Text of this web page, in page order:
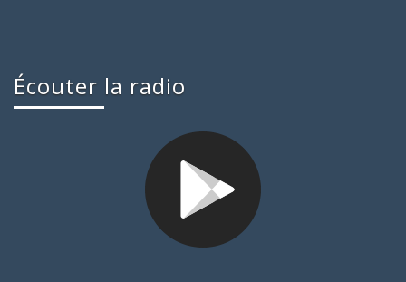
Écouter la radio